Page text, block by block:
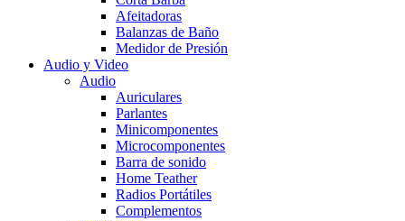
Afeitadoras
Balanzas de Baño
Medidor de Presión
Audio y Video
Audio
Auriculares
Parlantes
Minicomponentes
Microcomponentes
Barra de sonido
Home Teather
Radios Portátiles
Complementos